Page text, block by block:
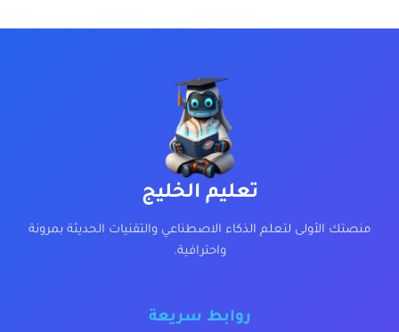
تعليم الخليج
منصتك الأولى لتعلم الذكاء الاصطناعي والتقنيات الحديثة بمرونة
واحترافية.
روابط سريعة